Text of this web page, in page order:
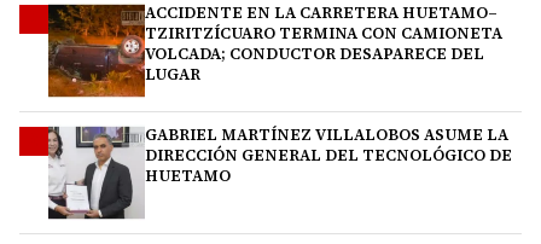
ACCIDENTE EN LA CARRETERA HUETAMO–
TZIRITZÍCUARO TERMINA CON CAMIONETA
VOLCADA; CONDUCTOR DESAPARECE DEL
LUGAR
GABRIEL MARTÍNEZ VILLALOBOS ASUME LA
DIRECCIÓN GENERAL DEL TECNOLÓGICO DE
HUETAMO